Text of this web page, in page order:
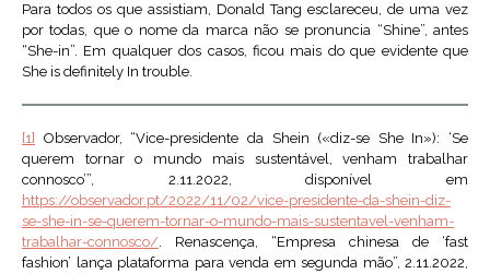
Para todos os que assistiam, Donald Tang esclareceu, de uma vez
por todas, que o nome da marca não se pronuncia “Shine”, antes
“She-in”. Em qualquer dos casos, ficou mais do que evidente que
She is definitely In trouble.
[1]
Observador, “Vice-presidente da Shein («diz-se She In»): ‘Se
querem tornar o mundo mais sustentável, venham trabalhar
connosco’”, 2.11.2022, disponível em
https://observador.pt/2022/11/02/vice-presidente-da-shein-diz-
se-she-in-se-querem-tornar-o-mundo-mais-sustentavel-venham-
trabalhar-connosco/. Renascença, “Empresa chinesa de ‘fast
fashion’ lança plataforma para venda em segunda mão”, 2.11.2022,